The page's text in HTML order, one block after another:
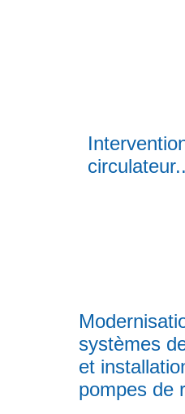
systèmes
et
pompes de